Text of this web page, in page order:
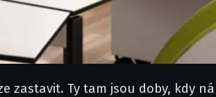
zastavit. Ty tam jsou doby, kdy